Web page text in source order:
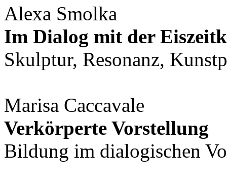
Alexa Smolka
Im Dialog mit der
Skulptur, Resonanz,
Marisa Caccavale
Verkörperte Vorstellung
Bildung im dialogischen